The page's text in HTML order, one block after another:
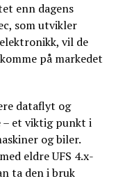
enn dagens
som utvikler
vil de
på markedet
dataflyt og
– et viktig punkt i
og biler.
eldre UFS 4.x-
ta den i bruk